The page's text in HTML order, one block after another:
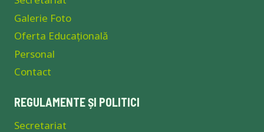
Galerie Foto
Oferta Educațională
Personal
Contact
REGULAMENTE ȘI POLITICI
Secretariat